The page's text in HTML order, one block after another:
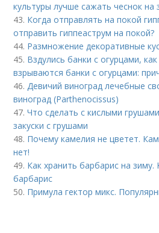
культуры лучше сажать чеснок на
43. Когда отправлять на покой
отправить гиппеаструм на покой?
44. Размножение декоративные
45. Вздулись банки с огурцами,
взрываются банки с огурцами:
46.Девичий виноград лечебные
виноград (Parthenocissus)
47.Что сделать с кислыми
закуски с грушами
48. Почему камелия не цветет.
нет!
49. Как хранить барбарис на зиму.
барбарис
50. Примула гектор микс.